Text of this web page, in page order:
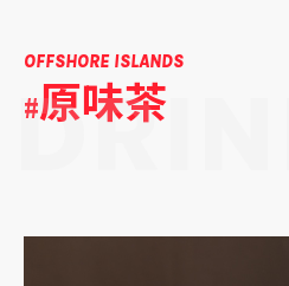
OFFSHORE ISLANDS
#原味茶